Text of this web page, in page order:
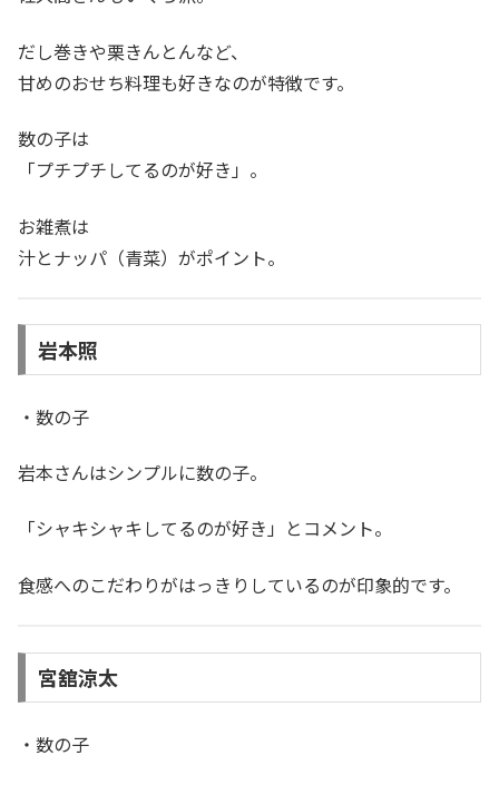
だし巻きや栗きんとんなど、
甘めのおせち料理も好きなのが特徴です。
数の子は
「プチプチしてるのが好き」。
お雑煮は
汁とナッパ（青菜）がポイント。
岩本照
・数の子
岩本さんはシンプルに数の子。
「シャキシャキしてるのが好き」とコメント。
食感へのこだわりがはっきりしているのが印象的です。
宮舘涼太
・数の子